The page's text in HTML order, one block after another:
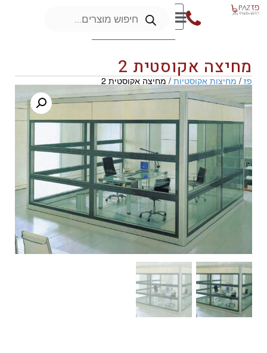
מחיצה אקוסטית 2
פז/מחיצות אקוסטיות/ מחיצה אקוסטית 2